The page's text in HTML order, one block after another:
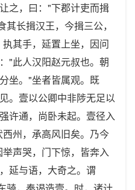
之，曰："下郡计吏而揖
长揖汉王，今揖三公，
其手，延置上坐，因问
"此人汉阳赵元叔也。朝
坐。"坐者皆属观。既
。壹以公卿中非陟无足以
许通，尚卧未起。壹径入
州，承高风旧矣。乃今
声哭，门下惊，皆奔入
延与语，大奇之。谓